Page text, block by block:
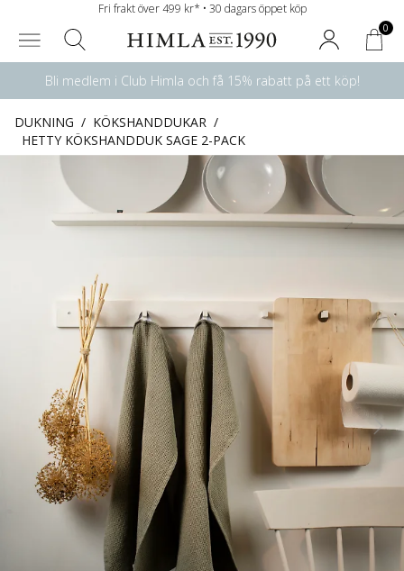
Fri frakt över 499 kr* • 30 dagars öppet köp
0
Bli medlem i Club Himla och få 15% rabatt på ett köp!
DUKNING / KÖKSHANDDUKAR /
HETTY KÖKSHANDDUK SAGE 2-PACK